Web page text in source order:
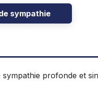
sympathie
profonde et